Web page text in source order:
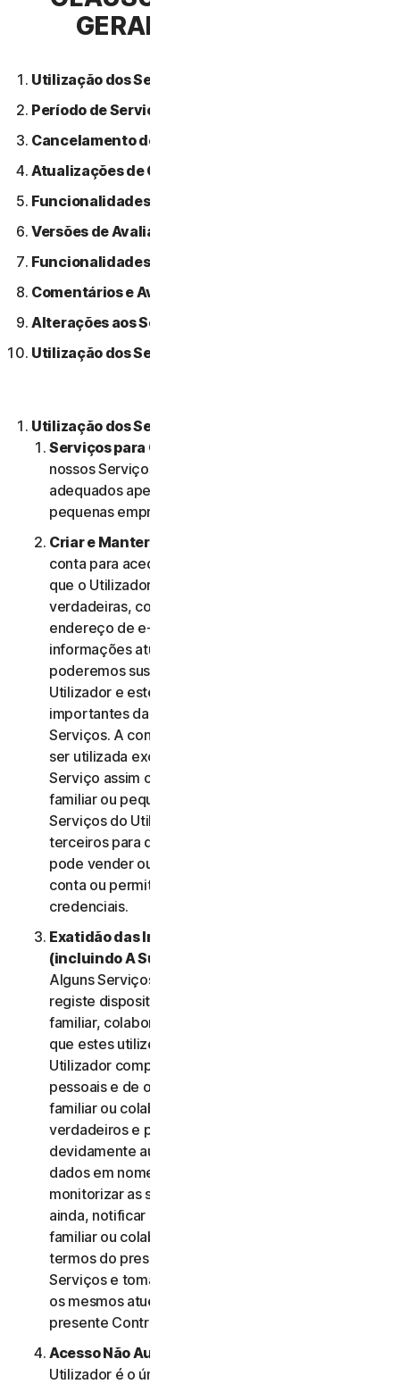
GERAIS DE SERVIÇO
Utilização dos Serviços.
Período de Serviço.
Cancelamento do Serviço.
Atualizações de Conteúdo.
Funcionalidades ou Conteúdos de Terceiros.
Versões de Avaliação Gratuitas.
Funcionalidades Beta.
Comentários e Avaliações.
Alterações aos Serviços.
Utilização dos Serviços Através de uma Rede.
Utilização dos Serviços.
Serviços para Consumidores ou Empresas
nossos Serviços para Consumidores são criados e
adequados apenas para consumidores e não para
pequenas empresas.
Criar e Manter uma Conta.
conta para aceder e usar os Serviços. É importante
que o Utilizador forneça informações de conta
verdadeiras, completas e atualizadas (incluindo um
endereço de e-mail válido) e mantenha essas
informações atualizadas. Se não o fizer,
poderemos suspender ou cessar a conta do
Utilizador e este poderá não receber notificações
importantes da NortonLifeLock relativamente aos
Serviços. A conta do Utilizador é pessoal e deve
ser utilizada exclusivamente pelo mesmo (ou, se o
Serviço assim o permitir, pelo seu agregado
familiar ou pequena empresa) para gerir os
Serviços do Utilizador e não deve ser utilizada por
terceiros para qualquer finalidade. O Utilizador não
pode vender ou transferir as credenciais da sua
conta ou permitir que outras pessoas utilizem essas
credenciais.
Exatidão das Informações do Utilizador
(incluindo A Sua Família ou Pequena Empresa)
Alguns Serviços podem permitir que o Utilizador
registe dispositivos dos membros do seu agregado
familiar, colaboradores de Pequena Empresa para
que estes utilizem os Serviços. Nesses casos, o
Utilizador compromete-se a fornecer dados
pessoais e de outros membros do seu agregado
familiar ou colaboradores da sua PE que sejam
verdadeiros e precisos e garante que está
devidamente autorizado para fornecer esses
dados em nome desses membros e para
monitorizar as suas contas. O Utilizador aceita,
ainda, notificar os membros do seu agregado
familiar ou colaboradores de PE relativamente aos
termos do presente Contrato de Licença e
Serviços e tomar as medidas necessárias para que
os mesmos atuem em conformidade com o
presente Contrato de Licença e Serviços.
Acesso Não Autorizado à Conta do Utilizador
Utilizador é o único responsável por manter o